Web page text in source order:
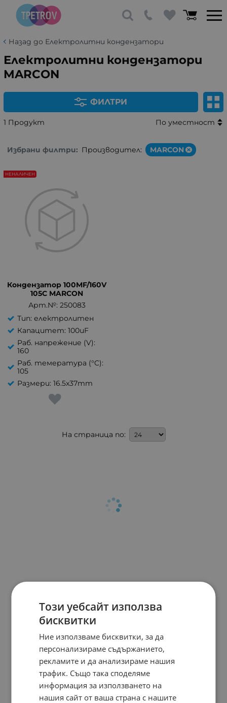
Назад до Електролитни кондензатори
Електролитни кондензатори
MARCON
ФИЛТРИ
1 Продукт По уместност
Избрани филтри: Производител: MARCON
Кондензатор 100MF/160V
105C MARCON
Арт.№: 250083
Тип: електролитен
Капацитет: 100uF
Раб. напрежение (V):
160
Раб. темература (°C):
105
Размери: 16.5x37mm
НЕНАЛИЧЕН
На страница по:
Този уебсайт използва
бисквитки
Ние използваме бисквитки, за да
персонализираме съдържанието,
рекламите и да анализираме нашия
трафик. Също така споделяме
информация за използването на
нашия сайт от ваша страна с нашите